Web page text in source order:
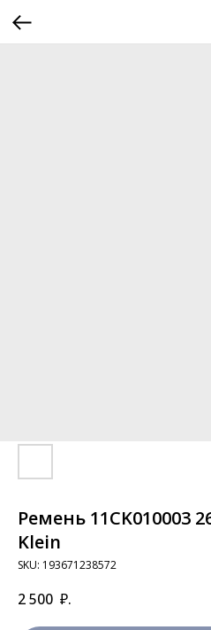
Ремень 11CK010003
Klein
SKU: 193671238572
2 500 ₽.